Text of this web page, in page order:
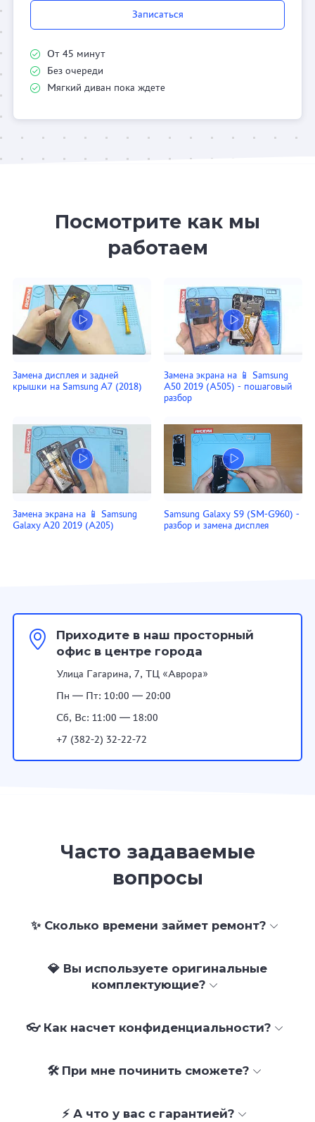
Записаться
От 45 минут
Без очереди
Мягкий диван пока ждете
Посмотрите как мы
работаем
Замена дисплея и задней
крышки на Samsung A7 (2018)
Замена экрана на 📱 Samsung
A50 2019 (A505) - пошаговый
разбор
Замена экрана на 📱 Samsung
Galaxy A20 2019 (A205)
Samsung Galaxy S9 (SM-G960) -
разбор и замена дисплея
Приходите в наш просторный
офис в центре города
Улица Гагарина, 7, ТЦ «Аврора»
Пн — Пт: 10:00 — 20:00
Сб, Вс: 11:00 — 18:00
+7 (382-2) 32-22-72
Часто задаваемые
вопросы
✨ Сколько времени займет ремонт?
💎 Вы используете оригинальные
комплектующие?
👓 Как насчет конфиденциальности?
🛠 При мне починить сможете?
⚡ А что у вас с гарантией?